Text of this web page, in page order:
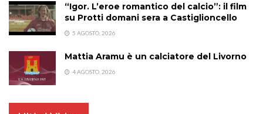
“Igor. L’eroe romantico del calcio”: il film
su Protti domani sera a Castiglioncello
5 AGOSTO, 2026
Mattia Aramu è un calciatore del Livorno
4 AGOSTO, 2026